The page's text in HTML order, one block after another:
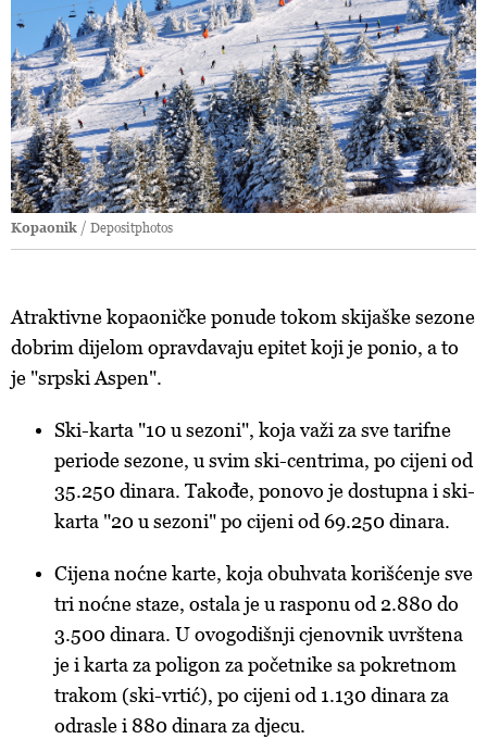
Kopaonik / Depositphotos
Atraktivne kopaoničke ponude tokom skijaške sezone
dobrim dijelom opravdavaju epitet koji je ponio, a to
je "srpski Aspen".
Ski-karta "10 u sezoni", koja važi za sve tarifne
periode sezone, u svim ski-centrima, po cijeni od
35.250 dinara. Takođe, ponovo je dostupna i ski-
karta "20 u sezoni" po cijeni od 69.250 dinara.
Cijena noćne karte, koja obuhvata korišćenje sve
tri noćne staze, ostala je u rasponu od 2.880 do
3.500 dinara. U ovogodišnji cjenovnik uvrštena
je i karta za poligon za početnike sa pokretnom
trakom (ski-vrtić), po cijeni od 1.130 dinara za
odrasle i 880 dinara za djecu.